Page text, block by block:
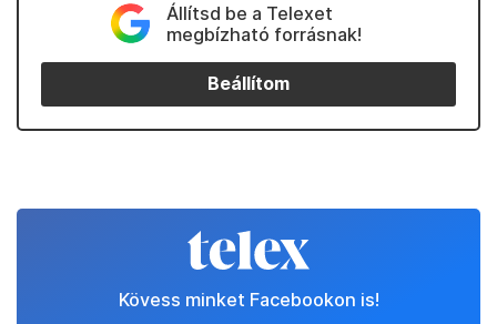
Állítsd be a Telexet
megbízható forrásnak!
Beállítom
Kövess minket Facebookon is!